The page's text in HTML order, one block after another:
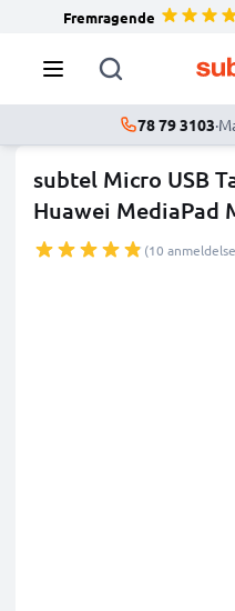
Fremragende
78 79 3103·
subtel Micro USB
Huawei MediaPad
(10